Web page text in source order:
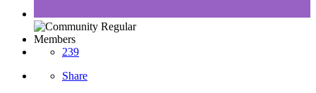
Members
239
Share